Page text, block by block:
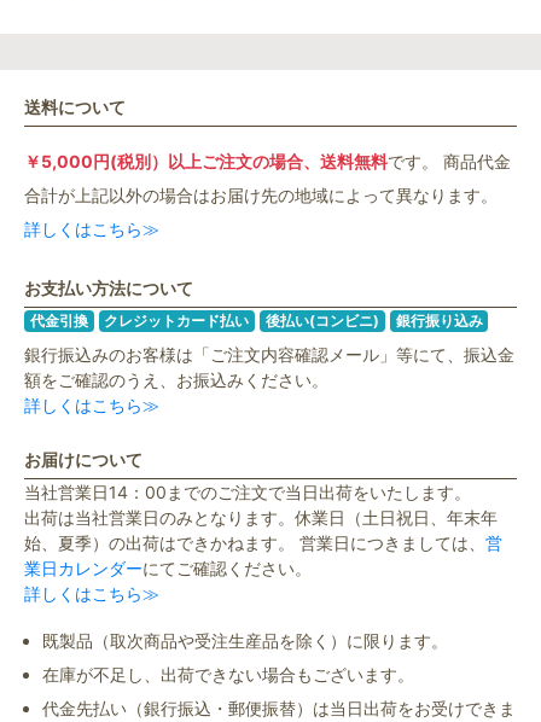
送料について
￥5,000円(税別）以上ご注文の場合、送料無料です。 商品代金
合計が上記以外の場合はお届け先の地域によって異なります。
詳しくはこちら≫
お支払い方法について
代金引換 クレジットカード払い 後払い(コンビニ) 銀行振り込み
銀行振込みのお客様は「ご注文内容確認メール」等にて、振込金
額をご確認のうえ、お振込みください。
詳しくはこちら≫
お届けについて
当社営業日14：00までのご注文で当日出荷をいたします。
出荷は当社営業日のみとなります。休業日（土日祝日、年末年
始、夏季）の出荷はできかねます。 営業日につきましては、 営
業日カレンダーにてご確認ください。
詳しくはこちら≫
既製品（取次商品や受注生産品を除く）に限ります。
在庫が不足し、出荷できない場合もございます。
代金先払い（銀行振込・郵便振替）は当日出荷をお受けできま